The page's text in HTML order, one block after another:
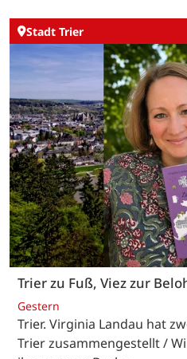
Stadt Trier
Trier zu Fuß, Viez zur
Gestern
Trier. Virginia Landau hat
Trier zusammengestellt /